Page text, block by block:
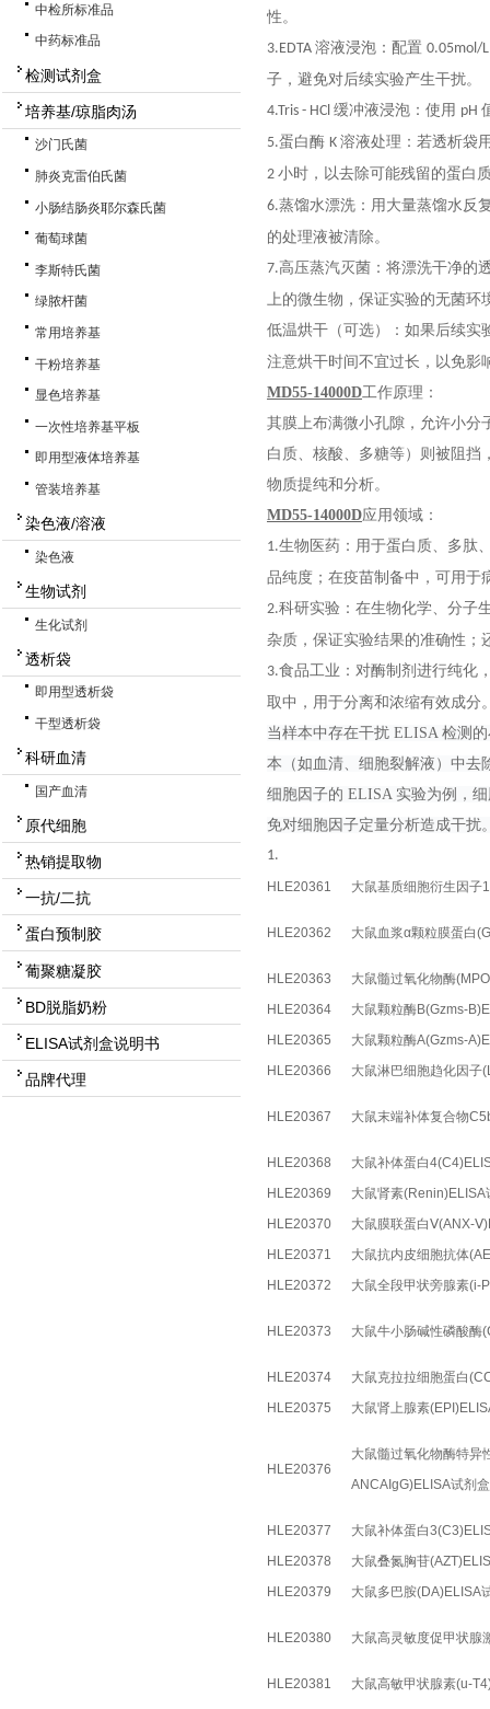
中检所标准品
中药标准品
检测试剂盒
培养基/琼脂肉汤
沙门氏菌
肺炎克雷伯氏菌
小肠结肠炎耶尔森氏菌
葡萄球菌
李斯特氏菌
绿脓杆菌
常用培养基
干粉培养基
显色培养基
一次性培养基平板
即用型液体培养基
管装培养基
染色液/溶液
染色液
生物试剂
生化试剂
透析袋
即用型透析袋
干型透析袋
科研血清
国产血清
原代细胞
热销提取物
一抗/二抗
蛋白预制胶
葡聚糖凝胶
BD脱脂奶粉
ELISA试剂盒说明书
品牌代理
性。
3.EDTA 溶液浸泡：配置 0.05mol/
子，避免对后续实验产生干扰。
4.Tris - HCl 缓冲液浸泡：使用 pH
5.蛋白酶 K 溶液处理：若透析袋
2 小时，以去除可能残留的蛋白
6.蒸馏水漂洗：用大量蒸馏水反
的处理液被清除。
7.高压蒸汽灭菌：将漂洗干净的
上的微生物，保证实验的无菌环
低温烘干（可选）：如果后续实
注意烘干时间不宜过长，以免影
MD55-14000D工作原理：
其膜上布满微小孔隙，允许小分
白质、核酸、多糖等）则被阻挡
物质提纯和分析。
MD55-14000D应用领域：
1.生物医药：用于蛋白质、多肽
品纯度；在疫苗制备中，可用于
2.科研实验：在生物化学、分子
杂质，保证实验结果的准确性；
3.食品工业：对酶制剂进行纯化
取中，用于分离和浓缩有效成分
当样本中存在干扰 ELISA 检测
本（如血清、细胞裂解液）中去
细胞因子的 ELISA 实验为例，
免对细胞因子定量分析造成干扰
1.
HLE20361 大鼠基质细胞衍生因子
HLE20362 大鼠血浆α颗粒膜蛋白
HLE20363
大鼠髓过氧化物酶
HLE20364
大鼠颗粒酶B(Gzms-
HLE20365
大鼠颗粒酶A(Gzms-
HLE20366
大鼠淋巴细胞趋化因子
HLE20367 大鼠末端补体复合物
HLE20368
大鼠补体蛋白
HLE20369
大鼠肾素(Renin)ELISA
HLE20370
大鼠膜联蛋白Ⅴ(ANX-
HLE20371
大鼠抗内皮细胞抗体
HLE20372
大鼠全段甲状旁腺素(i-
HLE20373 大鼠牛小肠碱性磷酸酶
HLE20374
大鼠克拉拉细胞蛋白
HLE20375
大鼠肾上腺素
HLE20376
大鼠髓过氧化物酶特异
ANCAIgG)ELISA试剂盒
HLE20377
大鼠补体蛋白
HLE20378
大鼠叠氮胸苷
HLE20379
大鼠多巴胺(DA)ELISA
HLE20380 大鼠高灵敏度促甲状腺
HLE20381 大鼠高敏甲状腺素(u-